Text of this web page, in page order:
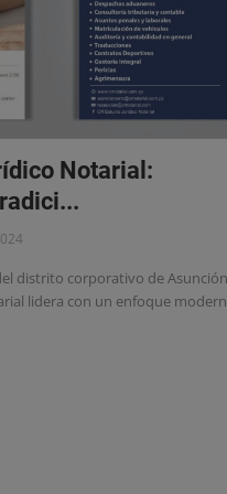
Notarial:
distrito corporativo de
lidera con un enfoque